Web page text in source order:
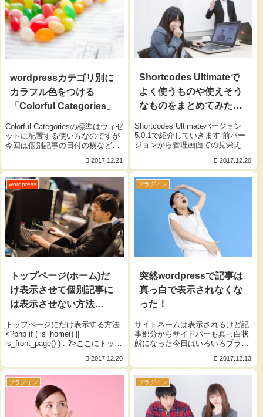
wordpressカテゴリ別に
カラフル色をつける
「Colorful Categories」
Colorful Categoriesの標準はウィゼ
ットに配置する使い方なのですが
今回は個別記事の日付の横などの
方をメモ書きしたいと思います。
通常のウィゼットは以下のように
表示されます 通常個別記事の表示
は...
2017.12.21
Shortcodes Ultimateで
よく使うものや使えそう
なものをまとめてみた
Shortcodes Ultimateバージョン
5.0.1で紹介していきます 前バー
ジョンから管理画面での見栄えが
ｗ でもソースコードは以前のまま
でOKぽい。 投稿記事を表示させ
る こんな感じで表示されます ...
2017.12.20
wordpress
トップページ(ホーム)だ
け表示させて個別記事に
は表示させない方法
トップページにだけ表示する方法
<?php if ( is_home() ||
is_front_page() ) : ?>ここにトップ
載<?php endif; ?> トップページに
だけ表示しない方法 <?p...
2017.12.20
プラグイン
突然wordpressで記事は
真っ白で表示されなくな
った！
サイトネームは表示されるけど記
事部分からサイドバーも真っ白状
態になった今日はいろいろプラグ
をやっていたのが原因でしたｗ何
が悪かったのかと言うとプラグイ
ンの「Jetpack」が原因でした。
以前にwordpre...
2017.12.13
プラグイン プラグイン